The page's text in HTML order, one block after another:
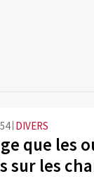
DIVERS
que les
sur les